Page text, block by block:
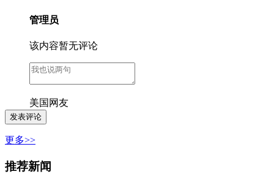
管理员
该内容暂无评论
美国网友
更多>>
推荐新闻